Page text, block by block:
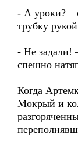
- А уроки? –
трубку
- Не задали!
спешно
Когда
Мокрый и